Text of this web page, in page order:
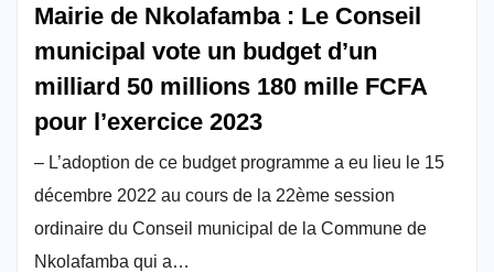
Mairie de Nkolafamba : Le Conseil
municipal vote un budget d’un
milliard 50 millions 180 mille FCFA
pour l’exercice 2023
– L’adoption de ce budget programme a eu lieu le 15
décembre 2022 au cours de la 22ème session
ordinaire du Conseil municipal de la Commune de
Nkolafamba qui a…